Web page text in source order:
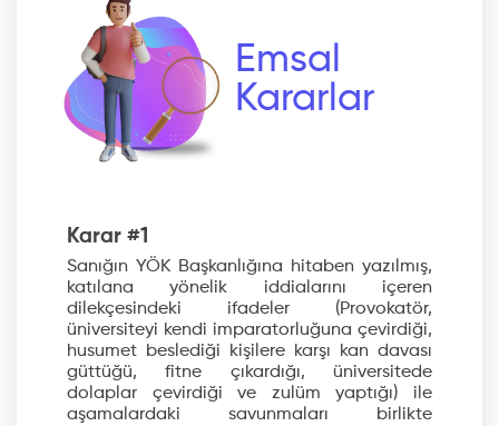
Emsal
Kararlar
Karar #1
Sanığın YÖK Başkanlığına hitaben yazılmış,
katılana yönelik iddialarını içeren
dilekçesindeki ifadeler (Provokatör,
üniversiteyi kendi imparatorluğuna çevirdiği,
husumet beslediği kişilere karşı kan davası
güttüğü, fitne çıkardığı, üniversitede
dolaplar çevirdiği ve zulüm yaptığı) ile
aşamalardaki savunmaları birlikte